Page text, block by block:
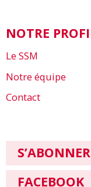
NOTRE
Le SSM
Notre équipe
Contact
FACEBOOK